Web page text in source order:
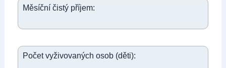
Měsíční čistý příjem:
Počet vyživovaných osob (děti):